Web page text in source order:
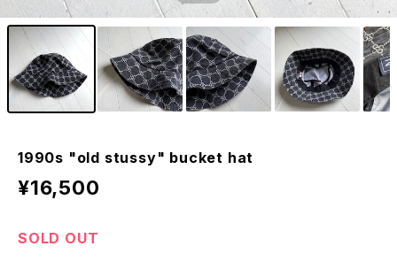
1990s "old stussy" bucket hat
¥16,500
SOLD OUT